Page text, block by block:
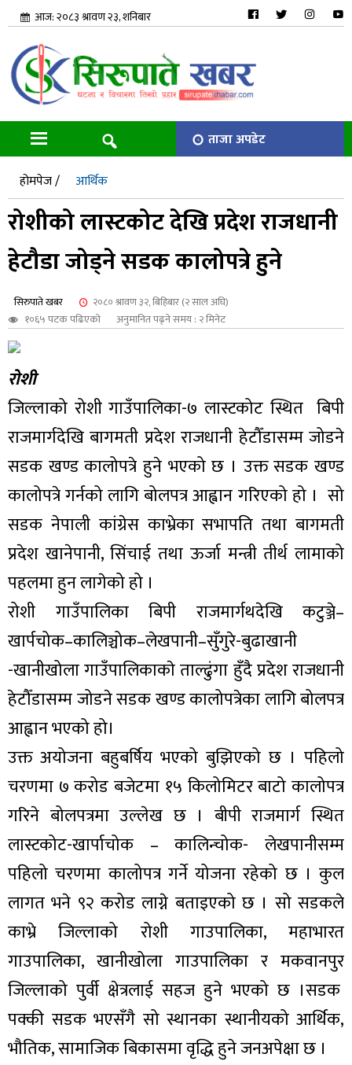
आज: २०८३ श्रावण २३, शनिबार
ताजा अपडेट
होमपेज /
आर्थिक
रोशीको लास्टकोट देखि प्रदेश राजधानी
हेटौडा जोड्ने सडक कालोपत्रे हुने
सिरुपाते खबर
२०८० श्रावण ३२, बिहिबार (२ साल अघि)
१०६५ पटक पढिएको
अनुमानित पढ्ने समय : २ मिनेट
रोशी
जिल्लाको रोशी गाउँपालिका-७ लास्टकोट स्थित बिपी
राजमार्गदेखि बागमती प्रदेश राजधानी हेटौँडासम्म जोडने
सडक खण्ड कालोपत्रे हुने भएको छ । उक्त सडक खण्ड
कालोपत्रे गर्नको लागि बोलपत्र आह्वान गरिएको हो । सो
सडक नेपाली कांग्रेस काभ्रेका सभापति तथा बागमती
प्रदेश खानेपानी, सिंचाई तथा ऊर्जा मन्त्री तीर्थ लामाको
पहलमा हुन लागेको हो ।
रोशी गाउँपालिका बिपी राजमार्गथदेखि कटुञ्जे–
खार्पचोक–कालिञ्चोक–लेखपानी–सुँगुरे-बुढाखानी
-खानीखोला गाउँपालिकाकाे ताल्ढुंगा हुँदै प्रदेश राजधानी
हेटौँडासम्म जोडने सडक खण्ड कालोपत्रेका लागि बोलपत्र
आह्वान भएको हो।
उक्त अयोजना बहुबर्षिय भएको बुझिएको छ । पहिलो
चरणमा ७ करोड बजेटमा १५ किलोमिटर बाटो कालोपत्र
गरिने बोलपत्रमा उल्लेख छ । बीपी राजमार्ग स्थित
लास्टकोट-खार्पाचोक – कालिन्चोक- लेखपानीसम्म
पहिलो चरणमा कालोपत्र गर्ने योजना रहेको छ । कुल
लागत भने ९२ करोड लाग्ने बताइएको छ । सो सडकले
काभ्रे जिल्लाको रोशी गाउपालिका, महाभारत
गाउपालिका, खानीखोला गाउपालिका र मकवानपुर
जिल्लाको पुर्वी क्षेत्रलाई सहज हुने भएको छ ।सडक
पक्की सडक भएसँगै सो स्थानका स्थानीयको आर्थिक,
भौतिक, सामाजिक बिकासमा वृद्धि हुने जनअपेक्षा छ ।